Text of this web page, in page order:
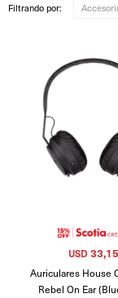
Filtrando por:
Auriculares House
Rebel On Ear
USD 33,15